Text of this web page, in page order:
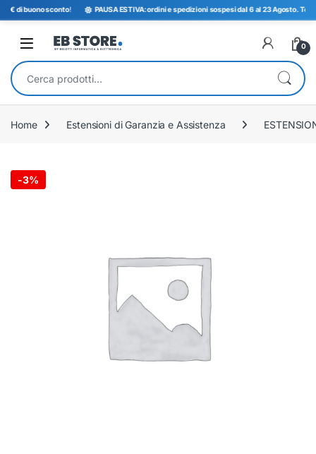
di buono sconto! PAUSA ESTIVA: ordini e spedizioni sospesi dal 6 al 23 Agosto.
Open 0
Cerca:
Home Estensioni di Garanzia e Assistenza
-3%